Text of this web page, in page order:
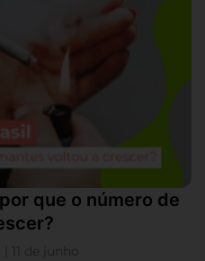
que o número de
11 de junho